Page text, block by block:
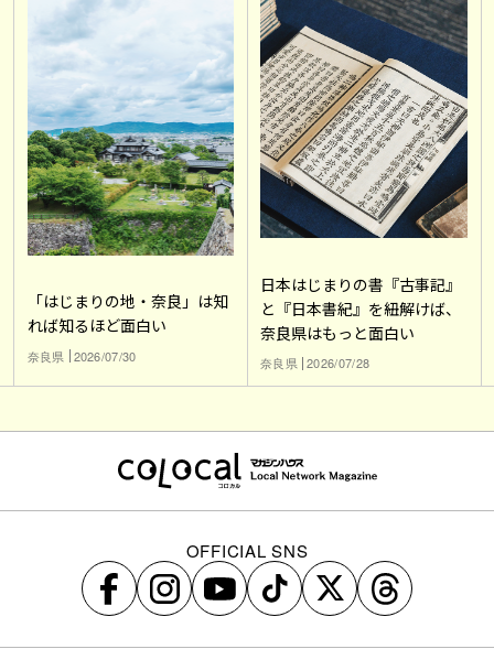
「はじまりの地・奈良」は知
れば知るほど面白い
奈良県 2026/07/30
日本はじまりの書『古事記』
と『日本書紀』を紐解けば、
奈良県はもっと面白い
奈良県 2026/07/28
OFFICIAL SNS